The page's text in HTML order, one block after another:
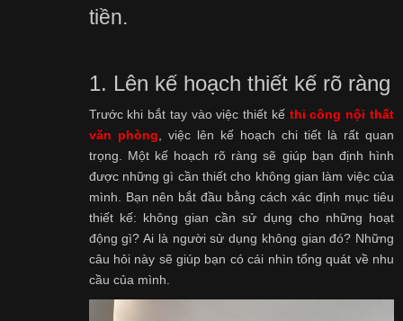
tiền.
1. Lên kế hoạch thiết kế rõ ràng
Trước khi bắt tay vào việc thiết kế thi công nội thất
văn phòng , việc lên kế hoạch chi tiết là rất quan
trọng. Một kế hoạch rõ ràng sẽ giúp bạn định hình
được những gì cần thiết cho không gian làm việc của
mình. Bạn nên bắt đầu bằng cách xác định mục tiêu
thiết kế: không gian cần sử dụng cho những hoạt
động gì? Ai là người sử dụng không gian đó? Những
câu hỏi này sẽ giúp bạn có cái nhìn tổng quát về nhu
cầu của mình.